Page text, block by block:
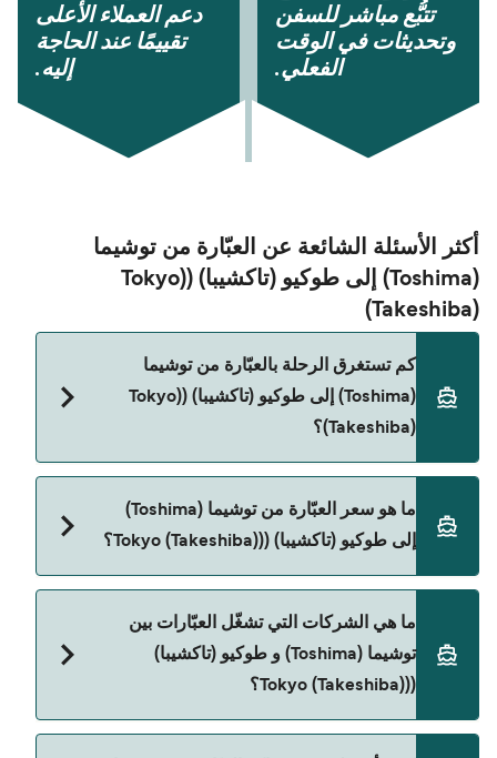
تتبُّع مباشر للسفن
وتحديثات في الوقت
الفعلي.
دعم العملاء الأعلى
تقييمًا عند الحاجة
إليه.
أكثر الأسئلة الشائعة عن العبّارة من توشیما
(Toshima) إلى طوكيو (تاكشيبا) ((Tokyo
(Takeshiba)
كم تستغرق الرحلة بالعبّارة من توشیما
(Toshima) إلى طوكيو (تاكشيبا) ((Tokyo
(Takeshiba)؟
(تاكشيبا) ((Tokyo (Takeshiba) تقريباً 5 ساعات 50 دقائق.
مدة الإبحار ممكن تختلف حسب الموسم والشركة، لذلك
ننصحك بمراجعة الأوقات المباشرة باستخدام Direct
ما هو سعر العبّارة من توشیما (Toshima)
إلى طوكيو (تاكشيبا) ((Tokyo (Takeshiba)؟
((Tokyo (Takeshiba) يختلف حسب الموسم. متوسط
سعر الرحلة هو 752٫79 ر.ق.‏SAR. السعر لا يشمل رسوم
الحجز.
ما هي الشركات التي تشغّل العبّارات بين
توشیما (Toshima) و طوكيو (تاكشيبا)
((Tokyo (Takeshiba)؟